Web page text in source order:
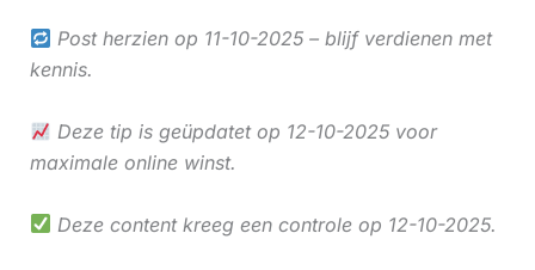
Post herzien op 11-10-2025 – blijf verdienen met
kennis.
Deze tip is geüpdatet op 12-10-2025 voor
maximale online winst.
Deze content kreeg een controle op 12-10-2025.